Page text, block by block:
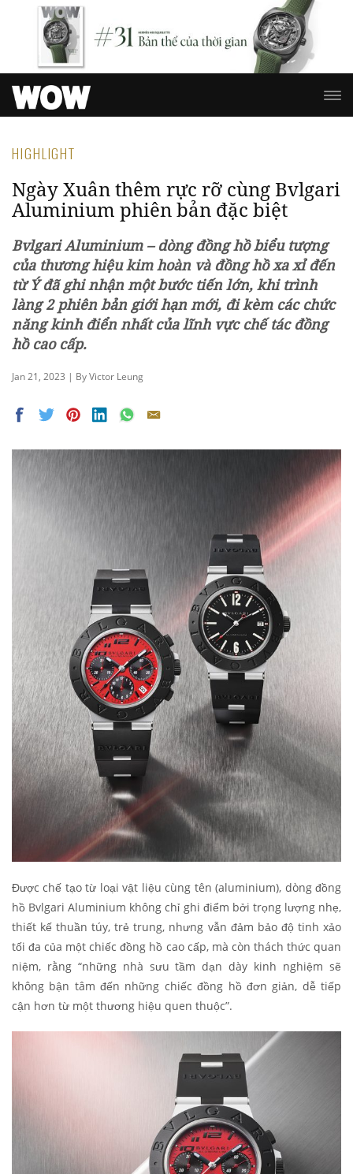
HIGHLIGHT
Ngày Xuân thêm rực rỡ cùng Bvlgari
Aluminium phiên bản đặc biệt
Bvlgari Aluminium – dòng đồng hồ biểu tượng
của thương hiệu kim hoàn và đồng hồ xa xỉ đến
từ Ý đã ghi nhận một bước tiến lớn, khi trình
làng 2 phiên bản giới hạn mới, đi kèm các chức
năng kinh điển nhất của lĩnh vực chế tác đồng
hồ cao cấp.
Jan 21, 2023 | By Victor Leung
Được chế tạo từ loại vật liệu cùng tên (aluminium), dòng đồng
hồ Bvlgari Aluminium không chỉ ghi điểm bởi trọng lượng nhẹ,
thiết kế thuần túy, trẻ trung, nhưng vẫn đảm bảo độ tinh xảo
tối đa của một chiếc đồng hồ cao cấp, mà còn thách thức quan
niệm, rằng “những nhà sưu tầm dạn dày kinh nghiệm sẽ
không bận tâm đến những chiếc đồng hồ đơn giản, dễ tiếp
cận hơn từ một thương hiệu quen thuộc”.